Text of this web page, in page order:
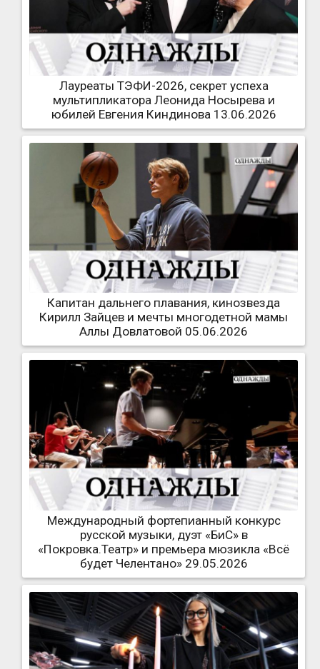
Лауреаты ТЭФИ-2026, секрет успеха
мультипликатора Леонида Носырева и
юбилей Евгения Киндинова 13.06.2026
Капитан дальнего плавания, кинозвезда
Кирилл Зайцев и мечты многодетной мамы
Аллы Довлатовой 05.06.2026
Международный фортепианный конкурс
русской музыки, дуэт «БиС» в
«Покровка.Театр» и премьера мюзикла «Всё
будет Челентано» 29.05.2026